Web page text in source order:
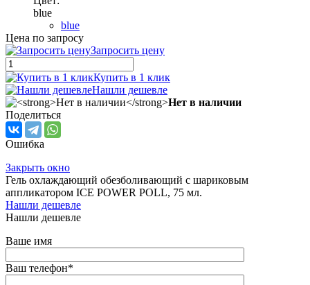
blue
blue
Цена по запросу
Запросить цену
Купить в 1 клик
Нашли дешевле
Нет в наличии
Поделиться
Ошибка
Закрыть окно
Гель охлаждающий обезболивающий с шариковым
аппликатором ICE POWER POLL, 75 мл.
Нашли дешевле
Нашли дешевле
Ваше имя
Ваш телефон*